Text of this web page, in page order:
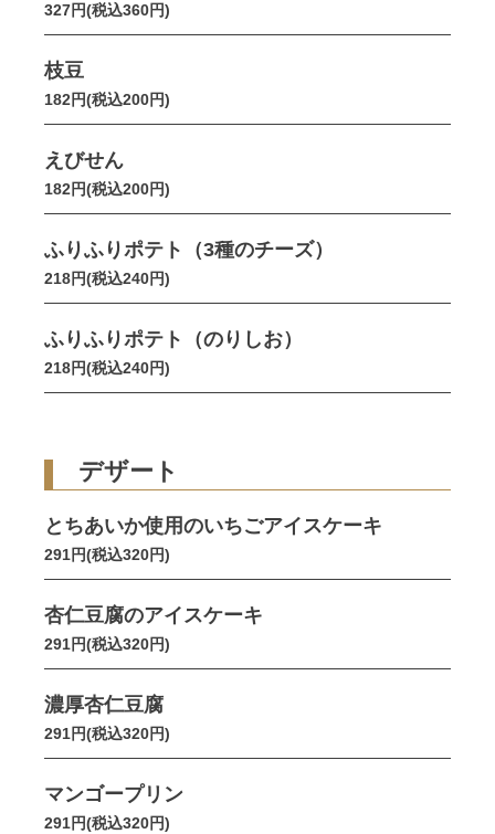
327円(税込360円)
枝豆
182円(税込200円)
えびせん
182円(税込200円)
ふりふりポテト（3種のチーズ）
218円(税込240円)
ふりふりポテト（のりしお）
218円(税込240円)
デザート
とちあいか使用のいちごアイスケーキ
291円(税込320円)
杏仁豆腐のアイスケーキ
291円(税込320円)
濃厚杏仁豆腐
291円(税込320円)
マンゴープリン
291円(税込320円)